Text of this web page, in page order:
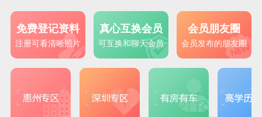
免费登记资料
注册可看清晰照片

真心互换会员
可互换和聊天会员

会员朋友圈
会员发布的朋友圈
